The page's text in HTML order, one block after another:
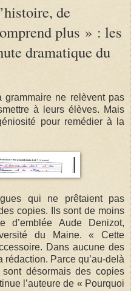
de
plus » : les
dramatique du
grammaire ne relèvent pas
à leurs élèves. Mais
pour remédier à la
qui ne prêtaient pas
copies. Ils sont de moins
d’emblée Aude Denizot,
du Maine. « Cette
Dans aucune des
Parce qu’au-delà
sont désormais des copies
l’auteure de « Pourquoi